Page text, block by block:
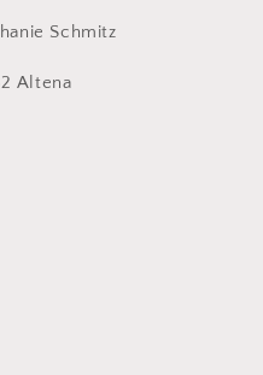
Schmitz
Altena